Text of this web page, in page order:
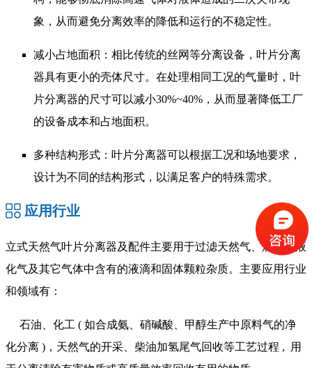
象，从而避免分离效率的降低和运行的不稳定性。
减小占地面积：相比传统的丝网等分离设备，叶片分离
器具有更小的壳体尺寸。在处理相同工况的气量时，叶
片分离器的尺寸可以减小30%~40%，从而显著降低工厂
的设备成本和占地面积。
多种结构形式：叶片分离器可以根据工况和场地要求，
设计为不同的结构形式，以满足客户的特殊需求。
应用行业
立式天然气叶片分离器及配件主要用于过滤天然气、煤气、液
化气及其它气体中含有的液滴和固体颗粒杂质。主要应用行业
和领域有：
石油、化工 ( 如合成氨、硝碱酸、甲醇生产中原料气的净
化分离 )，天然气的开采、柴油加氢尾气回收等工艺过程 , 用